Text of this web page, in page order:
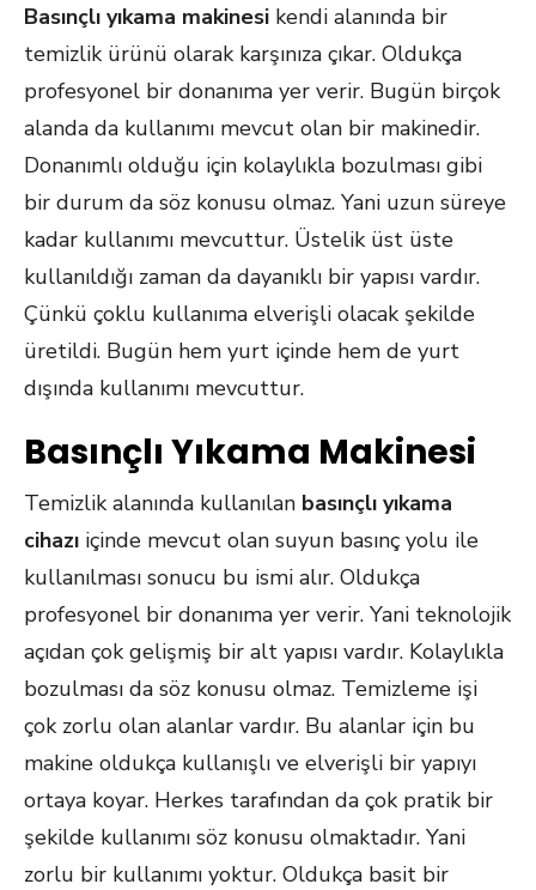
Basınçlı yıkama makinesi kendi alanında bir
temizlik ürünü olarak karşınıza çıkar. Oldukça
profesyonel bir donanıma yer verir. Bugün birçok
alanda da kullanımı mevcut olan bir makinedir.
Donanımlı olduğu için kolaylıkla bozulması gibi
bir durum da söz konusu olmaz. Yani uzun süreye
kadar kullanımı mevcuttur. Üstelik üst üste
kullanıldığı zaman da dayanıklı bir yapısı vardır.
Çünkü çoklu kullanıma elverişli olacak şekilde
üretildi. Bugün hem yurt içinde hem de yurt
dışında kullanımı mevcuttur.
Basınçlı Yıkama Makinesi
Temizlik alanında kullanılan basınçlı yıkama
cihazı içinde mevcut olan suyun basınç yolu ile
kullanılması sonucu bu ismi alır. Oldukça
profesyonel bir donanıma yer verir. Yani teknolojik
açıdan çok gelişmiş bir alt yapısı vardır. Kolaylıkla
bozulması da söz konusu olmaz. Temizleme işi
çok zorlu olan alanlar vardır. Bu alanlar için bu
makine oldukça kullanışlı ve elverişli bir yapıyı
ortaya koyar. Herkes tarafından da çok pratik bir
şekilde kullanımı söz konusu olmaktadır. Yani
zorlu bir kullanımı yoktur. Oldukça basit bir